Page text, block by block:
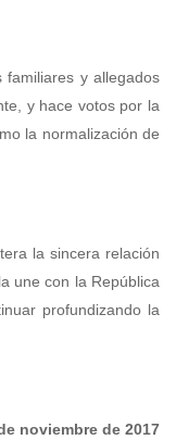
familiares y allegados
y hace votos por la
la normalización de
la sincera relación
une con la República
profundizando la
noviembre de 2017